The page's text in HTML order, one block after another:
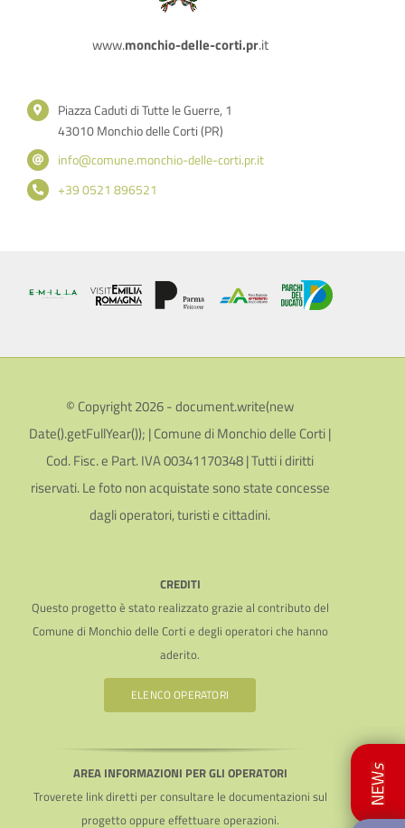
www.monchio-delle-corti.pr.it
Piazza Caduti di Tutte le Guerre, 1
43010 Monchio delle Corti (PR)
info@comune.monchio-delle-corti.pr.it
+39 0521 896521
© Copyright 2026 - document.write(new
Date().getFullYear()); | Comune di Monchio delle Corti |
Cod. Fisc. e Part. IVA 00341170348 | Tutti i diritti
riservati. Le foto non acquistate sono state concesse
dagli operatori, turisti e cittadini.
CREDITI
Questo progetto è stato realizzato grazie al contributo del
Comune di Monchio delle Corti e degli operatori che hanno
aderito.
ELENCO OPERATORI
AREA INFORMAZIONI PER GLI OPERATORI
Troverete link diretti per consultare le documentazioni sul
progetto oppure effettuare operazioni.